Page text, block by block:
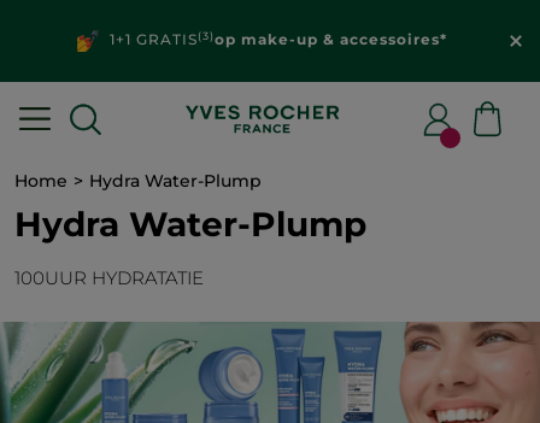
1+1 GRATIS(3)op make-up & accessoires*
Home Hydra Water-Plump
Hydra Water-Plump
100UUR HYDRATATIE